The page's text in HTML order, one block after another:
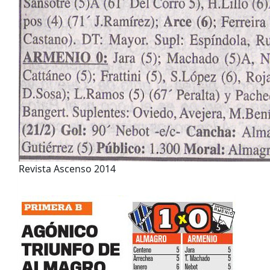
Revista Ascenso 2014